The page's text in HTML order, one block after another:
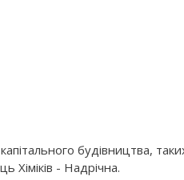
будівництва,
Хіміків - Надрічна.